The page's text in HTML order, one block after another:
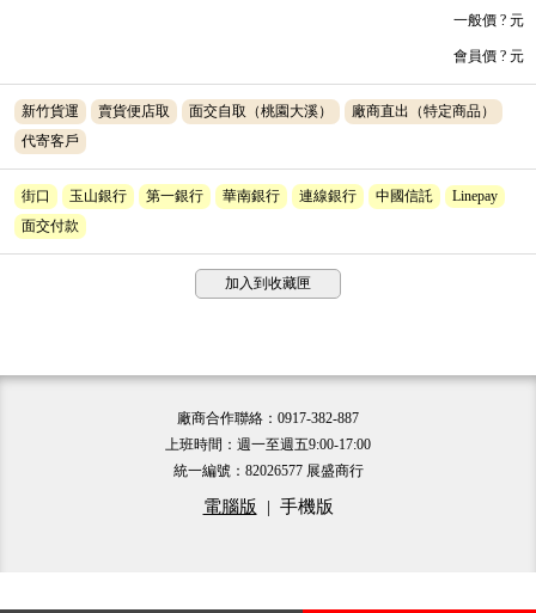
一般價 ? 元
會員價 ? 元
新竹貨運 賣貨便店取 面交自取（桃園大溪）
廠商直出（特定商品）
代寄客戶
街口 玉山銀行 第一銀行 華南銀行 連線銀行 中國信託
Linepay
面交付款
加入到收藏匣
廠商合作聯絡：0917-382-887
上班時間：週一至週五9:00-17:00
統一編號：82026577 展盛商行
電腦版 | 手機版